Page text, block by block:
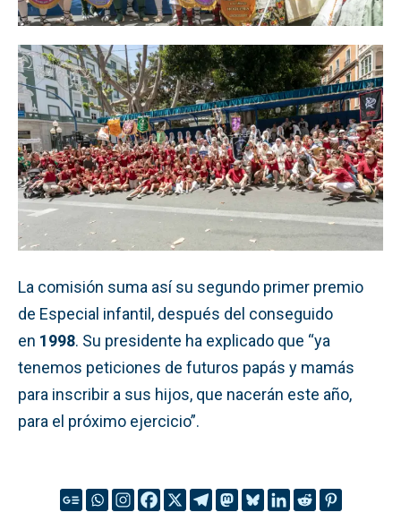
La comisión suma así su segundo primer premio
de Especial infantil, después del conseguido
en 1998. Su presidente ha explicado que “ya
tenemos peticiones de futuros papás y mamás
para inscribir a sus hijos, que nacerán este año,
para el próximo ejercicio”.